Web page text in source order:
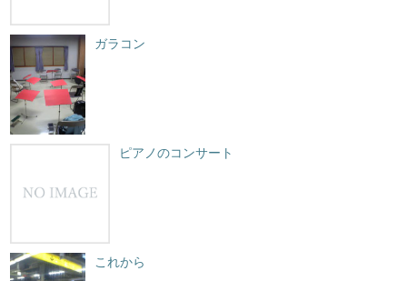
ガラコン
ピアノのコンサート
これから